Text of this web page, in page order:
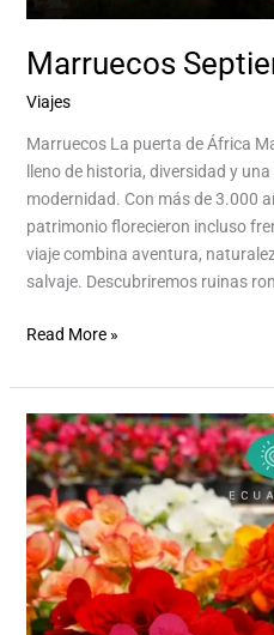
Marruecos
Viajes/
Marruecos La puerta de África
lleno de historia, diversidad y
modernidad. Con más de 3.000
patrimonio florecieron incluso
viaje combina aventura,
salvaje. Descubriremos ruinas
Read More »
Ecuador,
el
Paraíso
de
las
Flores
2027